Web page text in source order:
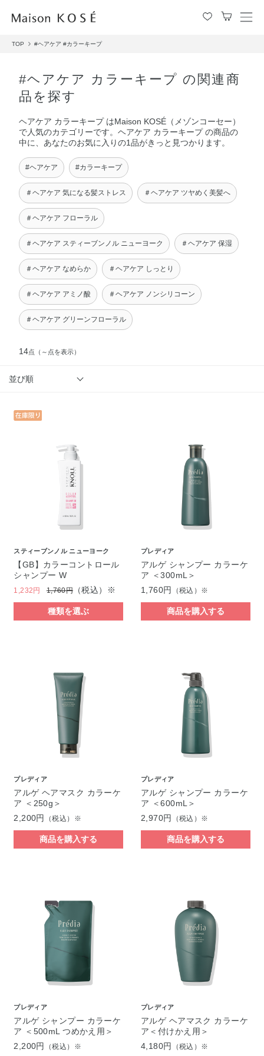
メ
TOP #ヘアケア #カラーキープ
#ヘアケア カラーキープ の関連商
品を探す
ヘアケア カラーキープ はMaison KOSÉ（メゾンコーセー）
で人気のカテゴリーです。ヘアケア カラーキープ の商品の
中に、あなたのお気に入りの1品がきっと見つかります。
#ヘアケア #カラーキープ
＃ヘアケア 気になる髪ストレス ＃ヘアケア ツヤめく美髪へ
＃ヘアケア フローラル
＃ヘアケア スティーブンノル ニューヨーク ＃ヘアケア 保湿
＃ヘアケア なめらか ＃ヘアケア しっとり
＃ヘアケア アミノ酸 ＃ヘアケア ノンシリコーン
＃ヘアケア グリーンフローラル
14点 （～点を表示）
並び順
スティーブンノル ニューヨーク
【GB】カラーコントロール
シャンプー W
1,232円 1,760円 （税込）※
種類を選ぶ
プレディア
アルゲ シャンプー カラーケ
ア ＜300mL＞
1,760円
（税込）※
商品を購入する
プレディア
アルゲ ヘアマスク カラーケ
ア ＜250g＞
2,200円
（税込）※
商品を購入する
プレディア
アルゲ シャンプー カラーケ
ア ＜600mL＞
2,970円
（税込）※
商品を購入する
プレディア
アルゲ シャンプー カラーケ
ア ＜500mL つめかえ用＞
2,200円
（税込）※
プレディア
アルゲ ヘアマスク カラーケ
ア＜付けかえ用＞
4,180円
（税込）※